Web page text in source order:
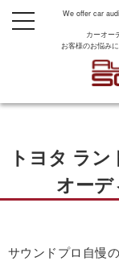
We offer car
カーオ
お客様のお悩み
t
o
a
t
n
トヨタ ラ
オー
サウンドプロ自慢